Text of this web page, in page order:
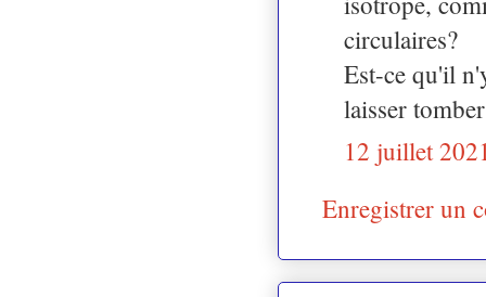
circulaires?
Est-ce qu'il
laisser
12 juillet
Enregistrer un